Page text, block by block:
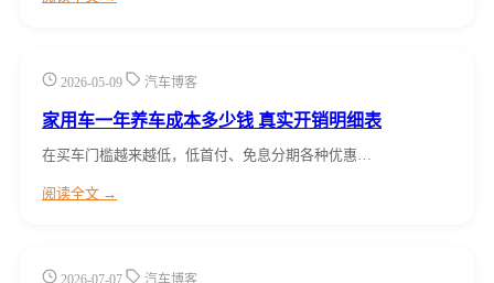
2026-05-09 汽车博客
家用车一年养车成本多少钱 真实开销明细表
在买车门槛越来越低，低首付、免息分期各种优惠…
阅读全文 →
2026-07-07 汽车博客